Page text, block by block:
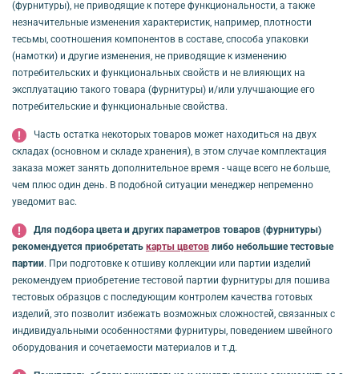
(фурнитуры), не приводящие к потере функциональности, а также
незначительные изменения характеристик, например, плотности
тесьмы, соотношения компонентов в составе, способа упаковки
(намотки) и другие изменения, не приводящие к изменению
потребительских и функциональных свойств и не влияющих на
эксплуатацию такого товара (фурнитуры) и/или улучшающие его
потребительские и функциональные свойства.
Часть остатка некоторых товаров может находиться на двух
складах (основном и складе хранения), в этом случае комплектация
заказа может занять дополнительное время - чаще всего не больше,
чем плюс один день. В подобной ситуации менеджер непременно
уведомит вас.
Для подбора цвета и других параметров товаров (фурнитуры)
рекомендуется приобретать карты цветов либо небольшие тестовые
партии. При подготовке к отшиву коллекции или партии изделий
рекомендуем приобретение тестовой партии фурнитуры для пошива
тестовых образцов с последующим контролем качества готовых
изделий, это позволит избежать возможных сложностей, связанных с
индивидуальными особенностями фурнитуры, поведением швейного
оборудования и сочетаемости материалов и т.д.